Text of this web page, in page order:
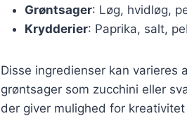
Grøntsager: Løg, hvidløg,
Krydderier: Paprika, salt,
Disse ingredienser kan varieres
grøntsager som zucchini eller
der giver mulighed for